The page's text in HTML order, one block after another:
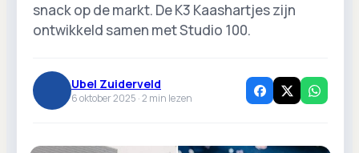
snack op de markt. De K3 Kaashartjes zijn
ontwikkeld samen met Studio 100.
Ubel Zuiderveld
6 oktober 2025 ·2 min lezen